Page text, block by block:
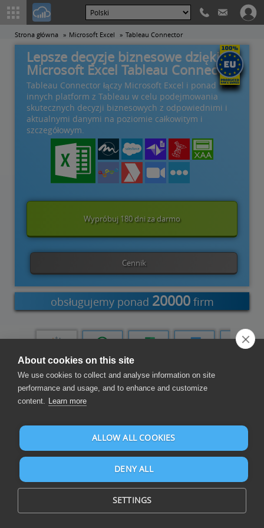
Strona główna Microsoft Excel Tableau Connector
Wypróbuj 180 dni za darmo
Cennik
Lepsze decyzje biznesowe dzięki
Microsoft Excel Tableau Connector
Tableau Connector łączy Microsoft Excel i ponad 105
innych platform z Tableau w celu podejmowania
skutecznych decyzji biznesowych z odpowiednimi i
aktualnymi danymi na poziomie całkowitym i
szczegółowym.
obsługujemy ponad 20000firm
Factory
Tworzenie raportów i pulpitów nawigacyjnych
Skomponuj raporty i pulpity nawigacyjne na Microsoft Excel i
ponad 105 źródłach danych
About cookies on this site
We use cookies to collect and analyse information on site
performance and usage, and to enhance and customize
content. Learn more
ALLOW ALL COOKIES
DENY ALL
SETTINGS